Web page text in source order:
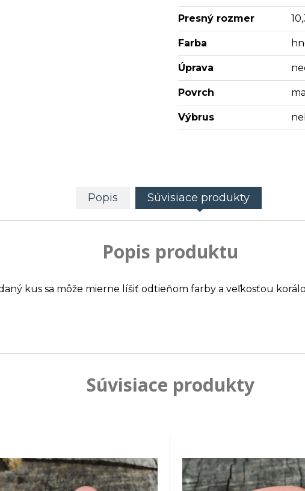
Presný rozmer
Farba
Úprava
Povrch
Výbrus
Popis Súvisiace produkty
Popis produktu
kus sa môže mierne líšiť odtieňom farby a veľkosťou
Súvisiace produkty